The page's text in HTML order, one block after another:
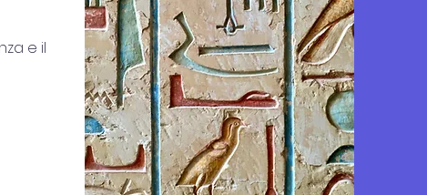
e il